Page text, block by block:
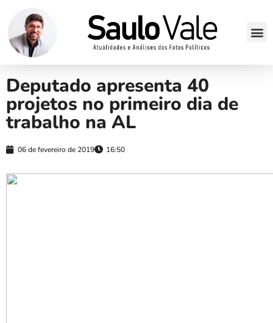
Deputado apresenta 40
projetos no primeiro dia de
trabalho na AL
06 de fevereiro de 2019 16:50